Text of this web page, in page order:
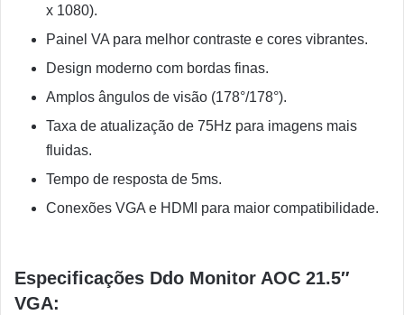
x 1080).
Painel VA para melhor contraste e cores vibrantes.
Design moderno com bordas finas.
Amplos ângulos de visão (178°/178°).
Taxa de atualização de 75Hz para imagens mais
fluidas.
Tempo de resposta de 5ms.
Conexões VGA e HDMI para maior compatibilidade.
Especificações Ddo Monitor AOC 21.5″
VGA: